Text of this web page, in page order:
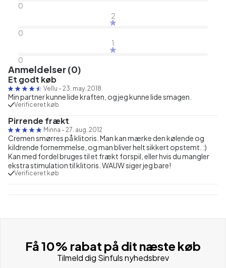
0
2
0
1
0
Anmeldelser (0)
Et godt køb
Vellu - 23. may. 2018
Min partner kunne lide kraften, og jeg kunne lide smagen.
Verificeret køb
Pirrende frækt
Minna - 27. aug. 2012
Cremen smørres på klitoris. Man kan mærke den kølende og
kildrende fornemmelse, og man bliver helt sikkert opstemt. :)
Kan med fordel bruges til et frækt forspil, eller hvis du mangler
ekstra stimulation til klitoris. WAUW siger jeg bare!
Verificeret køb
Få 10% rabat på dit næste køb
Tilmeld dig Sinfuls nyhedsbrev